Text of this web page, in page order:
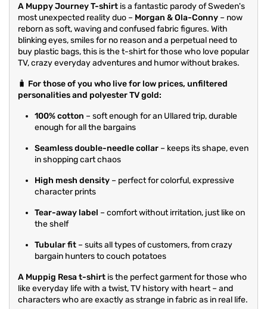
A Muppy Journey T-shirtis a fantastic parody of Sweden's
most unexpected reality duo – Morgan & Ola-Conny– now
reborn as soft, waving and confused fabric figures. With
blinking eyes, smiles for no reason and a perpetual need to
buy plastic bags, this is the t-shirt for those who love popular
TV, crazy everyday adventures and humor without brakes.
🧳 For those of you who live for low prices, unfiltered
personalities and polyester TV gold:
100% cotton – soft enough for an Ullared trip, durable
enough for all the bargains
Seamless double-needle collar– keeps its shape, even
in shopping cart chaos
High mesh density– perfect for colorful, expressive
character prints
Tear-away label – comfort without irritation, just like on
the shelf
Tubular fit– suits all types of customers, from crazy
bargain hunters to couch potatoes
A Muppig Resa t-shirtis the perfect garment for those who
like everyday life with a twist, TV history with heart – and
characters who are exactly as strange in fabric as in real life.